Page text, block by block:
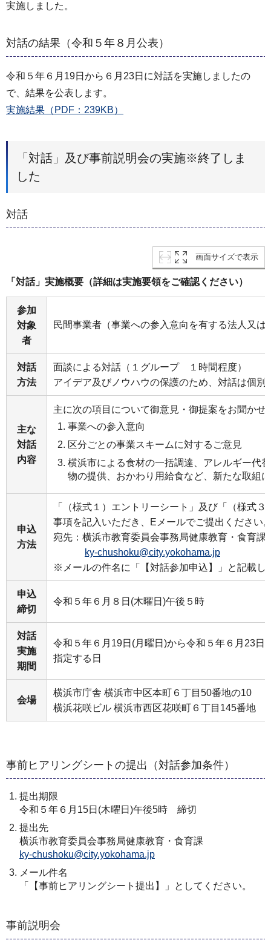
実施しました。
対話の結果（令和５年８月公表）
令和５年６月19日から６月23日に対話を実施しましたの
で、結果を公表します。
実施結果（PDF：239KB）
「対話」及び事前説明会の実施※終了しま
した
対話
画面サイズで表示
「対話」実施概要（詳細は実施要領をご確認ください）
参加
対象
者
民間事業者（事業への参入意向を有する法人又は
対話
方法
面談による対話（１グループ １時間程度）
アイデア及びノウハウの保護のため、対話は個別
主な
対話
内容
主に次の項目について御意見・御提案をお聞かせ
事業への参入意向
区分ごとの事業スキームに対するご意見
横浜市による食材の一括調達、アレルギー代
物の提供、おかわり用給食など、新たな取組
申込
方法
「（様式１）エントリーシート」及び「（様式
事項を記入いただき、Eメールでご提出ください
宛先：横浜市教育委員会事務局健康教育・食育課
ky-chushoku@city.yokohama.jp
※メールの件名に「【対話参加申込】」と記載し
申込
締切
令和５年６月８日(木曜日)午後５時
対話
実施
期間
令和５年６月19日(月曜日)から令和５年６月23日
指定する日
会場
横浜市庁舎 横浜市中区本町６丁目50番地の10
横浜花咲ビル 横浜市西区花咲町６丁目145番地
事前ヒアリングシートの提出（対話参加条件）
提出期限
令和５年６月15日(木曜日)午後5時 締切
提出先
横浜市教育委員会事務局健康教育・食育課
ky-chushoku@city.yokohama.jp
メール件名
「【事前ヒアリングシート提出】」としてください。
事前説明会